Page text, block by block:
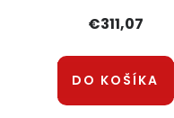
€311,07
DO KOŠÍKA